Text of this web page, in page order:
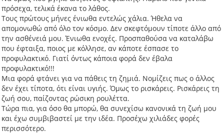
πρόσεχα, τελικά έκανα το λάθος.
Τους πρώτους μήνες ένιωθα εντελώς χάλια. Ήθελα να
απομονωθώ από όλο τον κόσμο. Δεν σκεφτόμουν τίποτε άλλο από
την ασθένειά μου. Ένιωθα ενοχές. Προσπαθούσα να καταλάβω
που έφταιξα, ποιος με κόλλησε, αν κάποτε έσπασε το
προφυλακτικό. Γιατί όντως κάποια φορά δεν έβαλα
προφυλακτικό!!!
Μια φορά φτάνει για να πάθεις τη ζημιά. Νομίζεις πως ο άλλος
δεν έχει τίποτα, ότι είναι υγιής. Όμως το ρισκάρεις. Ρισκάρεις τη
ζωή σου, παίζοντας ρώσικη ρουλέττα.
Τώρα πια, για όσο θα μπορώ, θα συνεχίσω κανονικά τη ζωή μου
και έχω συμβιβαστεί με την ιδέα. Προσέχω χιλιάδες φορές
περισσότερο.